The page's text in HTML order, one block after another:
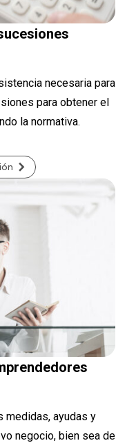
necesaria para
para obtener el
la normativa.
medidas, ayudas y
negocio, bien sea de